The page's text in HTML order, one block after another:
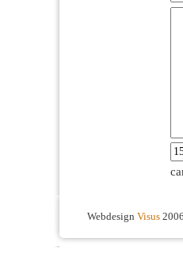
Webdesign Visus